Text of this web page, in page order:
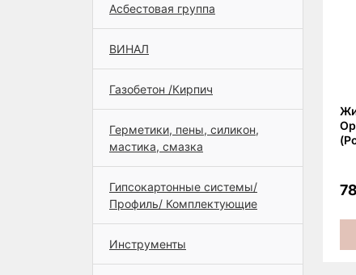
Асбестовая группа
ВИНАЛ
Газобетон /Кирпич
Герметики, пены, силикон,
мастика, смазка
Гипсокартонные системы/
Профиль/ Комплектующие
Инструменты